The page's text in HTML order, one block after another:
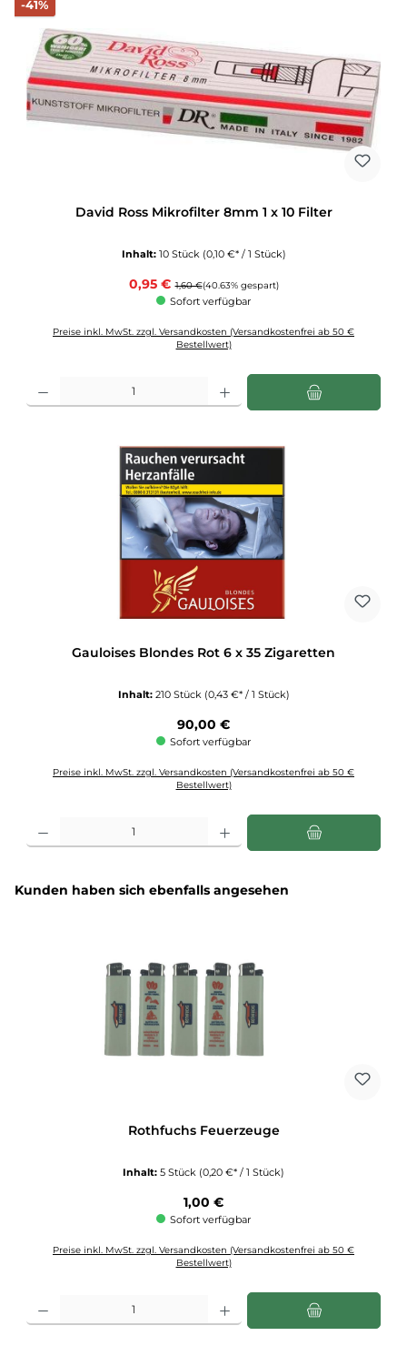
-41%Rabatt
David Ross Mikrofilter 8mm 1 x 10 Filter
Inhalt: 10 Stück (0,10 €* / 1 Stück)
Verkaufspreis:
0,95 € Regulärer Preis:
1,60 €(40.63% gespart)
Sofort verfügbar
Preise inkl. MwSt. zzgl. Versandkosten (Versandkostenfrei ab 50 €
Bestellwert)
Produkt Anzahl: Gib den gewünschten Wert ein oder benutze die Schaltflächen
Gauloises Blondes Rot 6 x 35 Zigaretten
Inhalt: 210 Stück (0,43 €* / 1 Stück)
Regulärer Preis:
90,00 €
Sofort verfügbar
Preise inkl. MwSt. zzgl. Versandkosten (Versandkostenfrei ab 50 €
Bestellwert)
Produktgalerie überspringen
Kunden haben sich ebenfalls angesehen
Rothfuchs Feuerzeuge
Inhalt: 5 Stück (0,20 €* / 1 Stück)
Regulärer Preis:
1,00 €
Sofort verfügbar
Preise inkl. MwSt. zzgl. Versandkosten (Versandkostenfrei ab 50 €
Bestellwert)